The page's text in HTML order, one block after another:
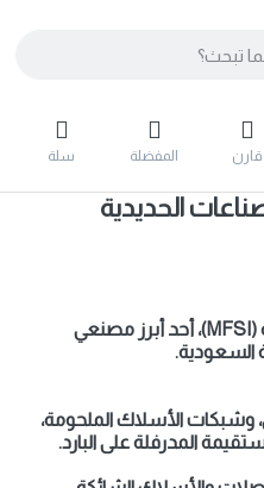
قارن المفضلة سلة
الحديدية
المصنع الحديث للصناعات الحديدية (MFSI)، أحد أبرز مصنعي
السعودية.
وشبكات الأسلاك الملحومة،
المدرفلة على البارد.